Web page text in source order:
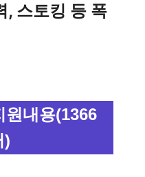
, 스토킹 등 폭
원내용(1366
)